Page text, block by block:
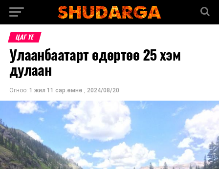
ЦАГ ҮЕ
Улаанбаатарт өдөртөө 25 хэм
дулаан
Огноо: 1 жил 11 сар.өмнө , 2024/08/20